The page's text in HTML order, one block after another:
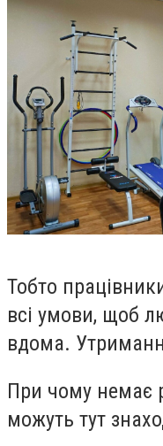
Тобто
всі умови, щоб
вдома.
При чому немає
можуть тут